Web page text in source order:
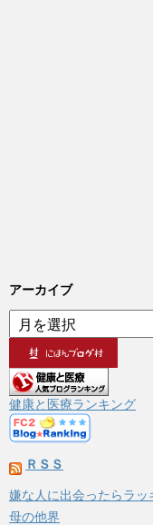
アーカイブ
ア
ー
イ
ブ
健康と医療ランキング
ＲＳＳ
嫌な人に出会ったらラッ
母の他界